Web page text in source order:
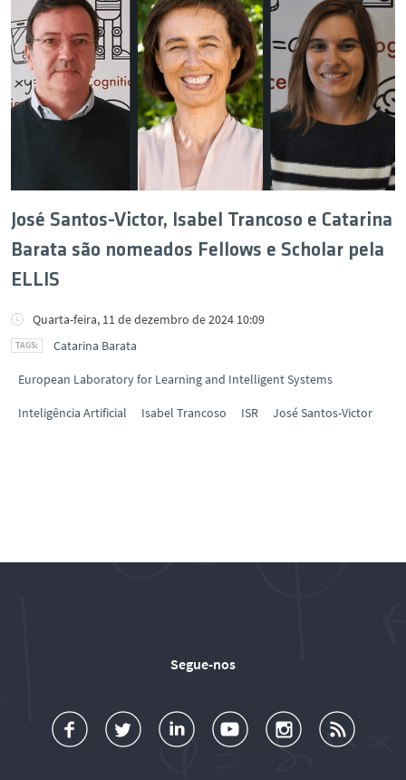
José Santos-Victor, Isabel Trancoso e Catarina
Barata são nomeados Fellows e Scholar pela
ELLIS
Quarta-feira, 11 de dezembro de 2024 10:09
Catarina Barata
European Laboratory for Learning and Intelligent Systems
Inteligência Artificial Isabel Trancoso ISR José Santos-Victor
Segue-nos
a
o
d
o
o
u